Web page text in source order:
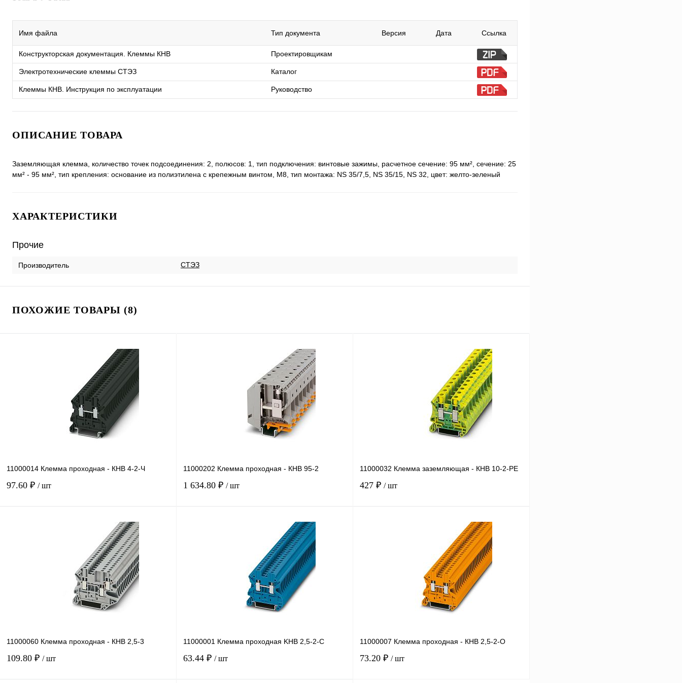
Имя файла Тип документа Версия Дата Ссылка
Конструкторская документация. Клеммы КНВ Проектировщикам
Электротехнические клеммы СТЭЗ Каталог
Клеммы КНВ. Инструкция по эксплуатации Руководство
ОПИСАНИЕ ТОВАРА
Заземляющая клемма, количество точек подсоединения: 2, полюсов: 1, тип подключения: винтовые зажимы, расчетное сечение: 95 мм², сечение: 25
мм² - 95 мм², тип крепления: основание из полиэтилена с крепежным винтом, M8, тип монтажа: NS 35/7,5, NS 35/15, NS 32, цвет: желто-зеленый
ХАРАКТЕРИСТИКИ
Прочие
Производитель СТЭЗ
ПОХОЖИЕ ТОВАРЫ (8)
11000014 Клемма проходная - КНВ 4-2-Ч
97.60 ₽ / шт
В корзину
Сравнение
Под заказ
11000202 Клемма проходная - КНВ 95-2
1 634.80 ₽ / шт
В корзину
Сравнение
Под заказ
11000032 Клемма заземляющая - КНВ 10-2-PE
427 ₽ / шт
В корзину
Сравнение
Под заказ
11000060 Клемма проходная - КНВ 2,5-3
109.80 ₽ / шт
11000001 Клемма проходная KHB 2,5-2-С
63.44 ₽ / шт
11000007 Клемма проходная - КНВ 2,5-2-О
73.20 ₽ / шт